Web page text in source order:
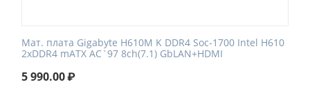
Мат. плата Gigabyte H610M K DDR4 Soc-1700 Intel H610
2xDDR4 mATX AC`97 8ch(7.1) GbLAN+HDMI
5 990.00₽